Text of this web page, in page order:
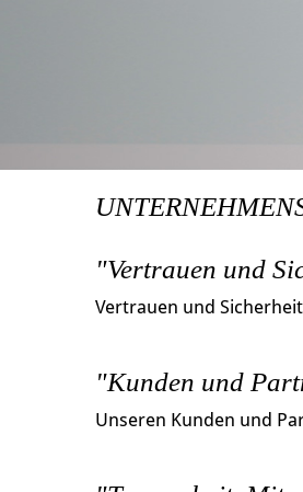
"Vertrauen und
Vertrauen und
"Kunden und
Unseren Kunden und